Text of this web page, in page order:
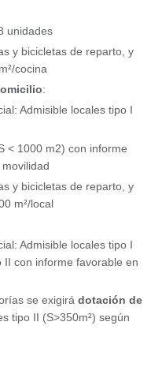
unidades
y bicicletas de reparto, y
cocina
:
Admisible locales tipo I
< 1000 m2) con informe
y bicicletas de reparto, y
m²/local
Admisible locales tipo I
II con informe favorable en
se exigirá dotación de
tipo II (S>350m²) según